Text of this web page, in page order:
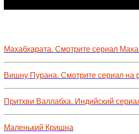
Махабхарата. Смотрите сериал
Вишну Пурана. Смотрите сериал на
Притхви Валлабха. Индийский
Маленький Кришна